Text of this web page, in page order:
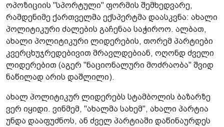
ოპოზიციის "სპორტული" ფორმის შემხედვარე,
რამდენიმე ქართველმა ექსპერტმა დაასკვნა: ახალი
პოლიტიკური ძალების გაჩენაა საჭიროო. ალბათ,
ახალი პოლიტიკური ლიდერების, თორემ პარტიები
კვერცხუჯრედებივით მრავლდებიან, ოღონდ ძველი
ლიდერებით (აგერ "ნაციონალური მოძრაობა" შვიდ
ნაწილად არის დაშლილი).
ახალ პოლიტიკურ ლიდერებს სტამბოლის ბაზარზე
ვერ იყიდი. ვინმემ, "ახალმა სახემ", ახალი პარტია
უნდა დააფუძნოს, ან ძველ პარტიაში დაწინაურდეს